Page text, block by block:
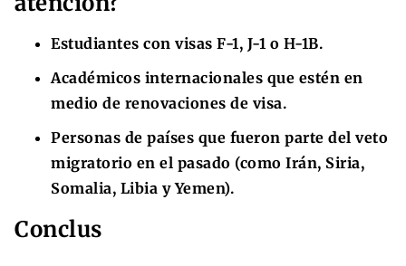
Estudiantes con visas F-1, J-1 o H-1B.
Académicos internacionales que estén en
medio de renovaciones de visa.
Personas de países que fueron parte del veto
migratorio en el pasado (como Irán, Siria,
Somalia, Libia y Yemen).
Conclus